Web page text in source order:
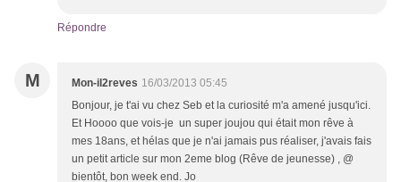
Répondre
M Mon-il2reves 16/03/2013 05:45
Bonjour, je t'ai vu chez Seb et la curiosité m'a amené jusqu'ici.
Et Hoooo que vois-je un super joujou qui était mon rêve à
mes 18ans, et hélas que je n'ai jamais pus réaliser, j'avais fais
un petit article sur mon 2eme blog (Rêve de jeunesse) , @
bientôt, bon week end. Jo